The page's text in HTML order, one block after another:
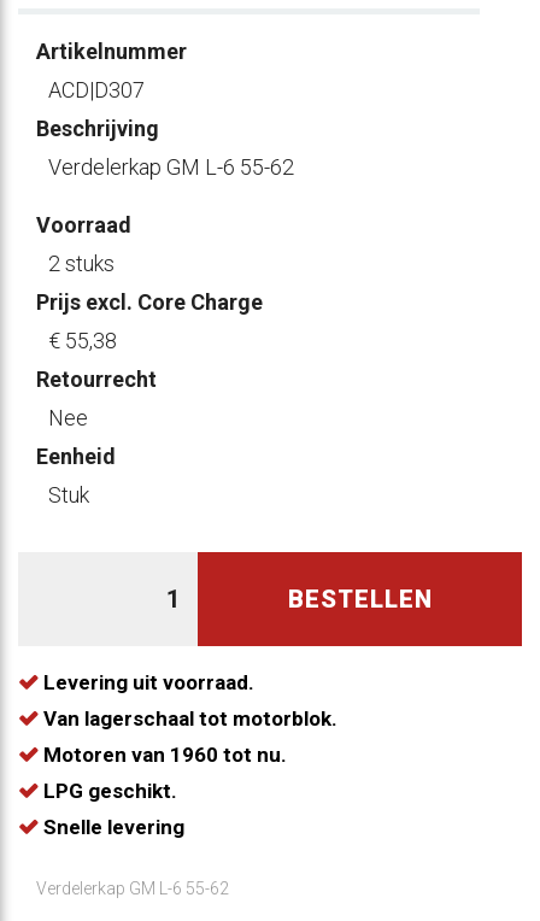
Artikelnummer
ACD|D307
Beschrijving
Verdelerkap GM L-6 55-62
Voorraad
2 stuks
Prijs excl. Core Charge
€ 55,38
Retourrecht
Nee
Eenheid
Stuk
BESTELLEN
Levering uit voorraad.
Van lagerschaal tot motorblok.
Motoren van 1960 tot nu.
LPG geschikt.
Snelle levering
Verdelerkap GM L-6 55-62